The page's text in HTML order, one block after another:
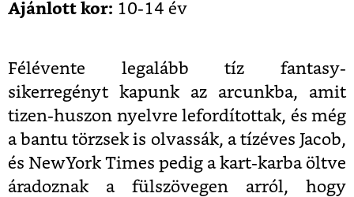
Ajánlott kor: 10-14 év
Félévente legalább tíz fantasy-
sikerregényt kapunk az arcunkba, amit
tizen-huszon nyelvre lefordítottak, és még
a bantu törzsek is olvassák, a tízéves Jacob,
és NewYork Times pedig a kart-karba öltve
áradoznak a fülszövegen arról, hogy